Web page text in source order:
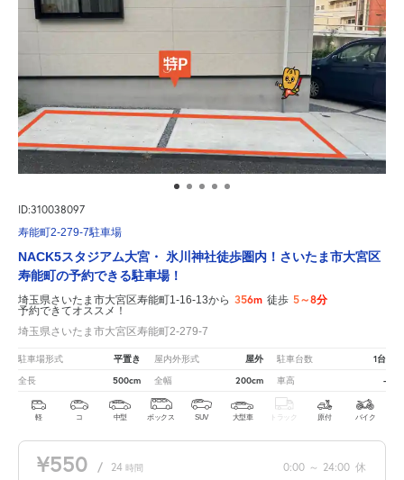
ID:310038097
寿能町2-279-7駐車場
NACK5スタジアム大宮・ 氷川神社徒歩圏内！さいたま市大宮区
寿能町の予約できる駐車場！
埼玉県さいたま市大宮区寿能町1-16-13から 356m 徒歩 5～8分
予約できてオススメ！
埼玉県さいたま市大宮区寿能町2-279-7
駐車場形式 平置き 屋内外形式 屋外 駐車台数 1台
全長 500cm 全幅 200cm 車高 -
軽 コ 中型 ボックス SUV 大型車 トラック 原付 バイク
¥550 / 24 時間 0:00 ～ 24:00 休